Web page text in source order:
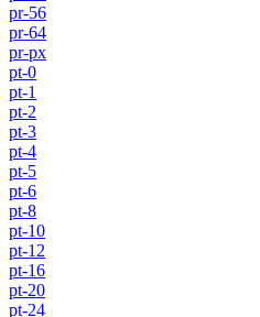
pr-56
pr-64
pr-px
pt-0
pt-1
pt-2
pt-3
pt-4
pt-5
pt-6
pt-8
pt-10
pt-12
pt-16
pt-20
pt-24